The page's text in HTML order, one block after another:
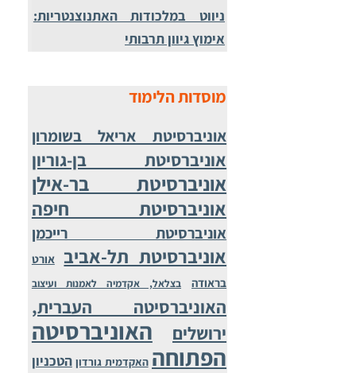
ניווט במלכודות האתנוצנטריות:
אימוץ גיוון תרבותי
מוסדות הלימוד
אוניברסיטת אריאל בשומרון
אוניברסיטת בן-גוריון
אוניברסיטת בר-אילן
אוניברסיטת חיפה
אוניברסיטת רייכמן
אוניברסיטת תל-אביב
אורט
בראודה
בצלאל, אקדמיה לאמנות ועיצוב
האוניברסיטה העברית,
ירושלים
האוניברסיטה
הפתוחה האקדמית גורדון הטכניון